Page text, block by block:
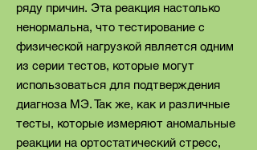
ряду причин. Эта реакция настолько
ненормальна, что тестирование с
физической нагрузкой является одним
из серии тестов, которые могут
использоваться для подтверждения
диагноза MЭ. Так же, как и различные
тесты, которые измеряют аномальные
реакции на ортостатический стресс,